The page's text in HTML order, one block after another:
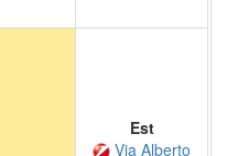
Est
Via Alberto